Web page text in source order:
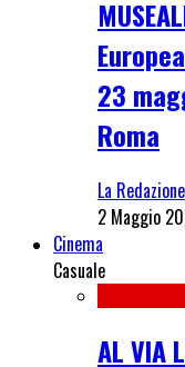
23
Roma
La Redazione
2 Maggio
Cinema
Casuale
AL VIA